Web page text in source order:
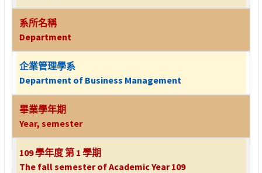
系所名稱
Department
企業管理學系
Department of Business Management
畢業學年期
Year, semester
109 學年度 第 1 學期
The fall semester of Academic Year 109